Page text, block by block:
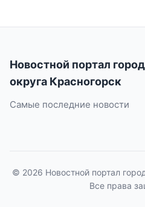
Новостной портал
округа Красногорск
Самые последние новости
© 2026 Новостной портал
Все права